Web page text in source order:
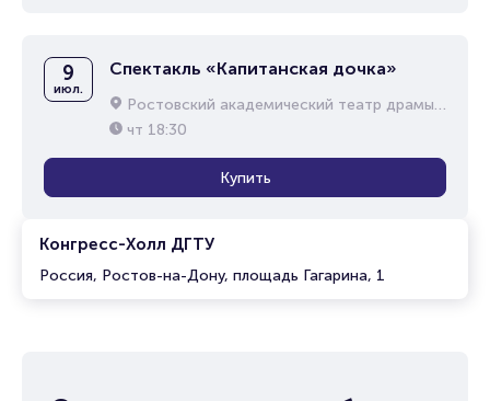
Конгресс-Холл ДГТУ
Россия, Ростов-на-Дону, площадь Гагарина, 1
9
июл.
Спектакль «Капитанская дочка»
Ростовский академический театр драмы им. М.Горького
чт 18:30
Купить